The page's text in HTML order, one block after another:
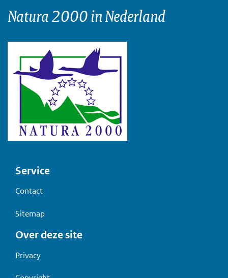
Natura 2000 in Nederland
Voet
Service
Contact
Sitemap
Over deze site
Privacy